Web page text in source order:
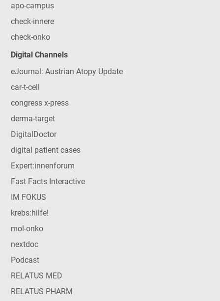
apo-campus
check-innere
check-onko
Digital Channels
eJournal: Austrian Atopy Update
car-t-cell
congress x-press
derma-target
DigitalDoctor
digital patient cases
Expert:innenforum
Fast Facts Interactive
IM FOKUS
krebs:hilfe!
mol-onko
nextdoc
Podcast
RELATUS MED
RELATUS PHARM